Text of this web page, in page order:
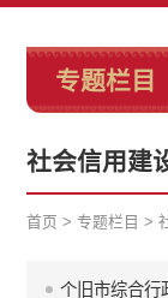
专题栏目
社会信用建
首页 >专题栏目 >
个旧市综合行